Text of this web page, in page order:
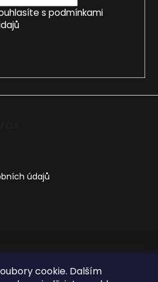
cookie. Dalším
s podmínkami
údajů